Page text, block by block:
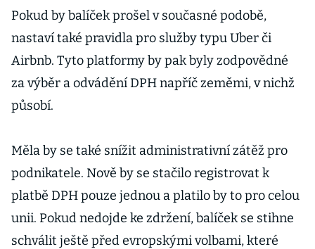
Pokud by balíček prošel v současné podobě,
nastaví také pravidla pro služby typu Uber či
Airbnb. Tyto platformy by pak byly zodpovědné
za výběr a odvádění DPH napříč zeměmi, v nichž
působí.
Měla by se také snížit administrativní zátěž pro
podnikatele. Nově by se stačilo registrovat k
platbě DPH pouze jednou a platilo by to pro celou
unii. Pokud nedojde ke zdržení, balíček se stihne
schválit ještě před evropskými volbami, které